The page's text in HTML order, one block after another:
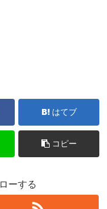
はてブ
コピー
ーする